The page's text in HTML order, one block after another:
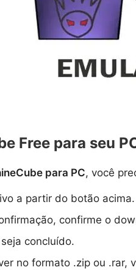
Free para seu
para PC, você
a partir do botão acima.
confirme o
concluído.
no formato .zip ou .rar,